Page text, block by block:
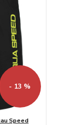
- 13 %
Speed